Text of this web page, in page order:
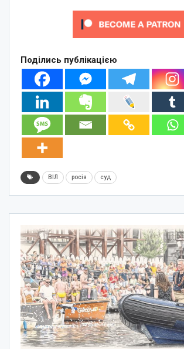
Поділись публікацією
ВІЛ росія суд